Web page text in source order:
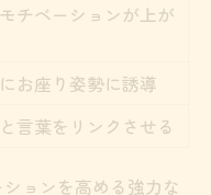
チベーションが上が
お座り姿勢に誘導
言葉をリンクさせる
ョンを高める強力な